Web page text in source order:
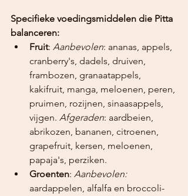
Specifieke voedingsmiddelen die Pitta
balanceren:
Fruit: Aanbevolen: ananas, appels,
cranberry's, dadels, druiven,
frambozen, granaatappels,
kakifruit, manga, meloenen, peren,
pruimen, rozijnen, sinaasappels,
vijgen. Afgeraden: aardbeien,
abrikozen, bananen, citroenen,
grapefruit, kersen, meloenen,
papaja's, perziken.
Groenten: Aanbevolen:
aardappelen, alfalfa en broccoli-